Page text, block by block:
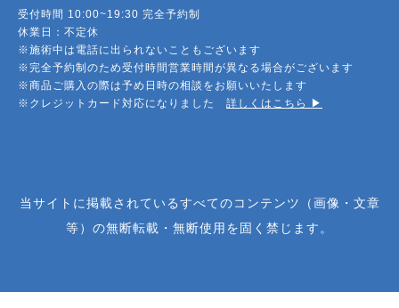
受付時間 10:00~19:30 完全予約制
休業日：不定休
※施術中は電話に出られないこともございます
※完全予約制のため受付時間営業時間が異なる場合がございます
※商品ご購入の際は予め日時の相談をお願いいたします
※クレジットカード対応になりました 詳しくはこちら ▶︎
当サイトに掲載されているすべてのコンテンツ（画像・文章
等）の無断転載・無断使用を固く禁じます。